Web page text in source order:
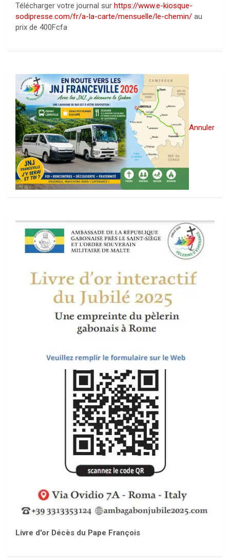
Télécharger votre journal sur https://www.e-kiosque-
sodipresse.com/fr/a-la-carte/mensuelle/le-chemin/ au
prix de 400Fcfa
Annuler
Livre d'or Décès du Pape François